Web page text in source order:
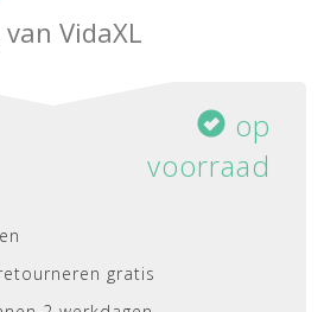
VidaXL
op
voorraad
gratis